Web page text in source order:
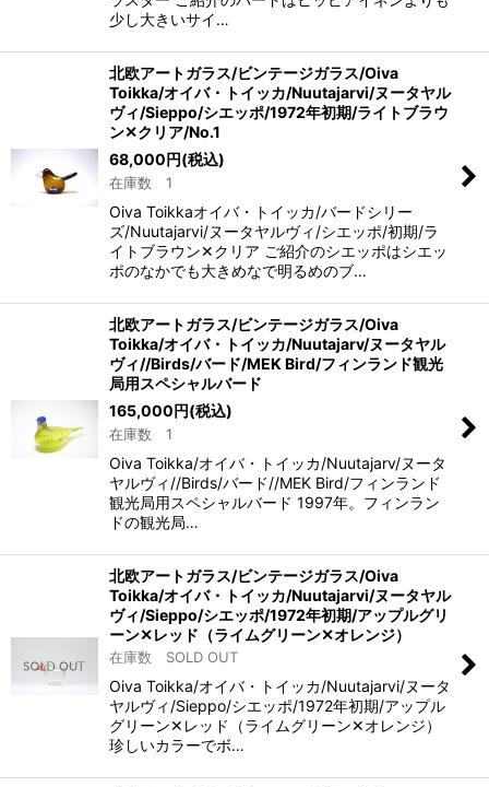
少し大きいサイ…
北欧アートガラス/ビンテージガラス/Oiva
Toikka/オイバ・トイッカ/Nuutajarvi/ヌータヤル
ヴィ/Sieppo/シエッポ/1972年初期/ライトブラウ
ン✕クリア/No.1
68,000円(税込)
在庫数 1
Oiva Toikkaオイバ・トイッカ/バードシリー
ズ/Nuutajarvi/ヌータヤルヴィ/シエッポ/初期/ラ
イトブラウン✕クリア ご紹介のシエッポはシエッ
ポのなかでも大きめなで明るめのブ…
北欧アートガラス/ビンテージガラス/Oiva
Toikka/オイバ・トイッカ/Nuutajarv/ヌータヤル
ヴィ//Birds/バード/MEK Bird/フィンランド観光
局用スペシャルバード
165,000円(税込)
在庫数 1
Oiva Toikka/オイバ・トイッカ/Nuutajarv/ヌータ
ヤルヴィ//Birds/バード//MEK Bird/フィンランド
観光局用スペシャルバード 1997年。フィンラン
ドの観光局…
北欧アートガラス/ビンテージガラス/Oiva
Toikka/オイバ・トイッカ/Nuutajarvi/ヌータヤル
ヴィ/Sieppo/シエッポ/1972年初期/アップルグリ
ーン✕レッド（ライムグリーン✕オレンジ）
在庫数 SOLD OUT
Oiva Toikka/オイバ・トイッカ/Nuutajarvi/ヌータ
ヤルヴィ/Sieppo/シエッポ/1972年初期/アップル
グリーン✕レッド（ライムグリーン✕オレンジ）
珍しいカラーでボ…